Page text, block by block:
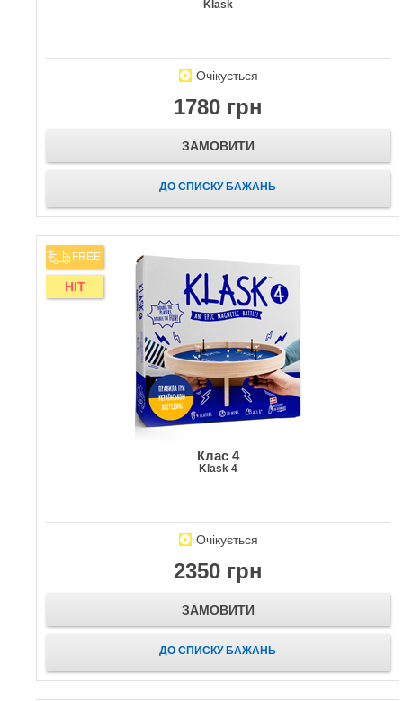
Klask
Очікується
1780 грн
ЗАМОВИТИ
ДО СПИСКУ БАЖАНЬ
FREE
HIT
Клас 4
Klask 4
Очікується
2350 грн
ЗАМОВИТИ
ДО СПИСКУ БАЖАНЬ